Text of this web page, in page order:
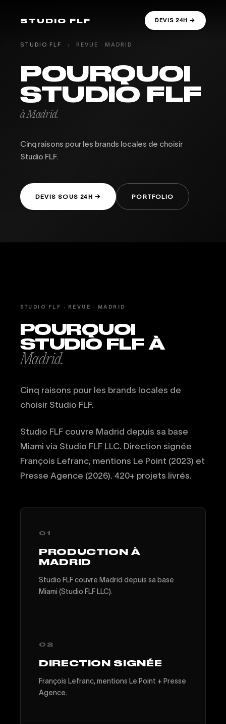
STUDIO FLF DEVIS 24H →
STUDIO FLF › REVUE · MADRID
POURQUOI
STUDIO FLF
à Madrid.
Cinq raisons pour les brands locales de choisir
Studio FLF.
DEVIS SOUS 24H → PORTFOLIO
STUDIO FLF · REVUE · MADRID
POURQUOI
STUDIO FLF À
Madrid.
Cinq raisons pour les brands locales de
choisir Studio FLF.
Studio FLF couvre Madrid depuis sa base
Miami via Studio FLF LLC. Direction signée
François Lefranc, mentions Le Point (2023) et
Presse Agence (2026). 420+ projets livrés.
01
PRODUCTION À
MADRID
Studio FLF couvre Madrid depuis sa base
Miami (Studio FLF LLC).
02
DIRECTION SIGNÉE
François Lefranc, mentions Le Point + Presse
Agence.